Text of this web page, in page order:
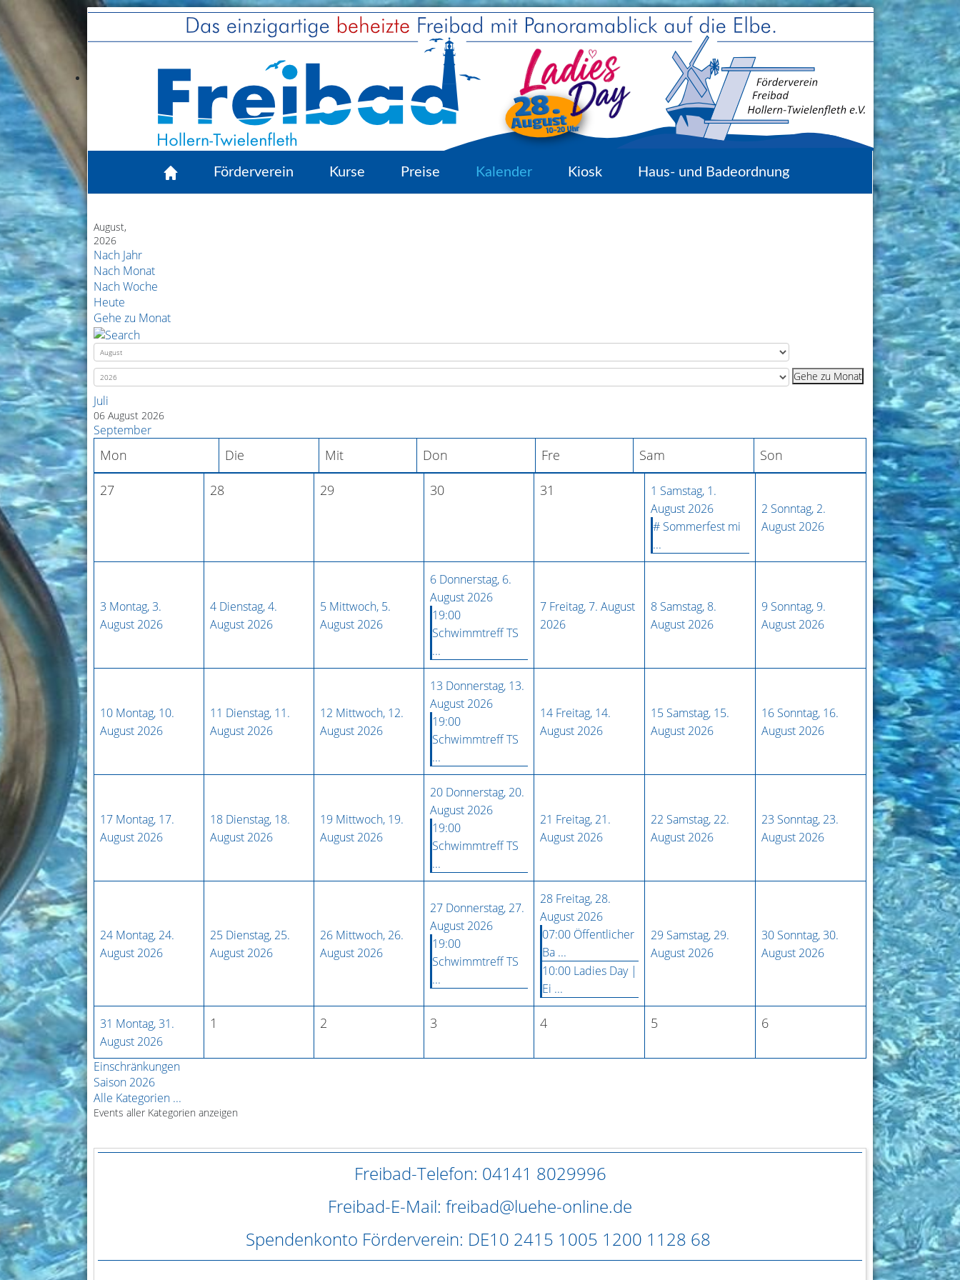
Förderverein Kurse Preise Kalender Kiosk Haus- und Badeordnung
August,
2026
Nach Jahr
Nach Monat
Nach Woche
Heute
Gehe zu Monat
Gehe zu Monat
Juli
06 August 2026
September
Mon Die Mit Don Fre Sam Son
27 28 29 30 31 1 Samstag, 1.
August 2026
# Sommerfest mi
...
2 Sonntag, 2.
August 2026
3 Montag, 3.
August 2026
4 Dienstag, 4.
August 2026
5 Mittwoch, 5.
August 2026
6 Donnerstag, 6.
August 2026
19:00
Schwimmtreff TS
...
7 Freitag, 7. August
2026
8 Samstag, 8.
August 2026
9 Sonntag, 9.
August 2026
10 Montag, 10.
August 2026
11 Dienstag, 11.
August 2026
12 Mittwoch, 12.
August 2026
13 Donnerstag, 13.
August 2026
19:00
Schwimmtreff TS
...
14 Freitag, 14.
August 2026
15 Samstag, 15.
August 2026
16 Sonntag, 16.
August 2026
17 Montag, 17.
August 2026
18 Dienstag, 18.
August 2026
19 Mittwoch, 19.
August 2026
20 Donnerstag, 20.
August 2026
19:00
Schwimmtreff TS
...
21 Freitag, 21.
August 2026
22 Samstag, 22.
August 2026
23 Sonntag, 23.
August 2026
24 Montag, 24.
August 2026
25 Dienstag, 25.
August 2026
26 Mittwoch, 26.
August 2026
27 Donnerstag, 27.
August 2026
19:00
Schwimmtreff TS
...
28 Freitag, 28.
August 2026
07:00 Öffentlicher
Ba ...
10:00 Ladies Day |
Ei ...
29 Samstag, 29.
August 2026
30 Sonntag, 30.
August 2026
31 Montag, 31.
August 2026
1 2 3 4 5 6
Einschränkungen
Saison 2026
Alle Kategorien ...
Events aller Kategorien anzeigen
Freibad-Telefon: 04141 8029996
Freibad-E-Mail: freibad@luehe-online.de
Spendenkonto Förderverein: DE10 2415 1005 1200 1128 68